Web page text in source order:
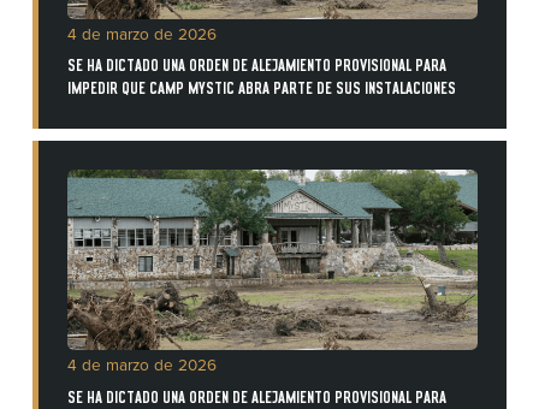
4 de marzo de 2026
SE HA DICTADO UNA ORDEN DE ALEJAMIENTO PROVISIONAL PARA
IMPEDIR QUE CAMP MYSTIC ABRA PARTE DE SUS INSTALACIONES
4 de marzo de 2026
SE HA DICTADO UNA ORDEN DE ALEJAMIENTO PROVISIONAL PARA